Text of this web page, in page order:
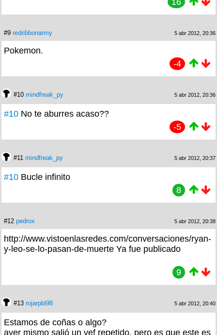
#9 redribbonarmy 5 abr 2012, 20:36
Pokemon.
-4
#10 mindfreak_py 5 abr 2012, 20:36
#10 No te aburres acaso??
-5
#11 mindfreak_py 5 abr 2012, 20:37
#10 Bucle infinito
8
#12 pedrox 5 abr 2012, 20:38
http://www.vistoenlasredes.com/conversaciones/ryan-
y-leo-se-lo-pasan-de-muerte Ya fue publicado
9
#13 rojarpbl98 5 abr 2012, 20:40
Estamos de coñas o algo?
ayer mismo salió un vef repetido, pero es que este es